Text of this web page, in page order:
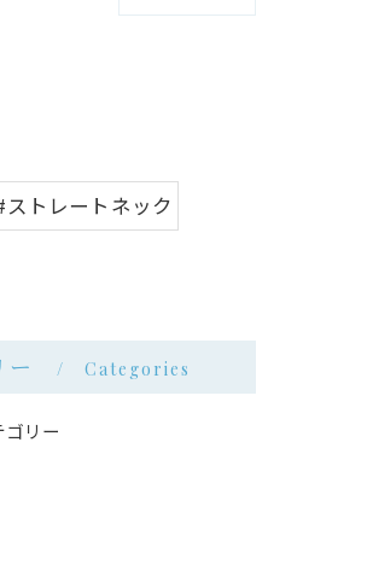
ストレートネック
ー Categories
リー